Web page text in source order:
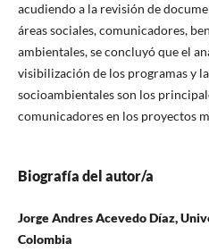
acudiendo a la revisión de
áreas sociales, comunicadores,
ambientales, se concluyó que el
visibilización de los programas y
socioambientales son los
comunicadores en los proyectos
Biografía del autor/a
Jorge Andres Acevedo Díaz,
Colombia